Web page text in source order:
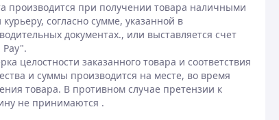
производится при получении товара наличными
курьеру, согласно сумме, указанной в
документах., или выставляется счет
Pay".
целостности заказанного товара и соответствия
и суммы производится на месте, во время
товара. В противном случае претензии к
не принимаются .